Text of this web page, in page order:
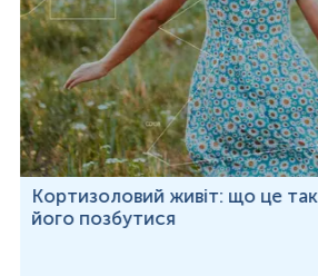
Кортизоловий живіт: що це
його позбутися